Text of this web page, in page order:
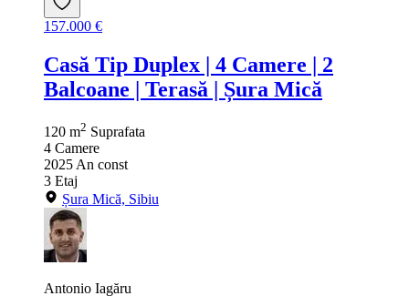
157.000 €
Casă Tip Duplex | 4 Camere | 2
Balcoane | Terasă | Șura Mică
120 m2 Suprafata
4 Camere
2025 An const
3 Etaj
Șura Mică, Sibiu
Antonio Iagăru